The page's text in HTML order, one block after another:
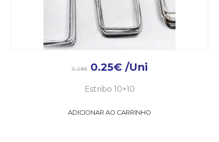
0.28€ 0.25€ /Uni
Estribo 10×10
ADICIONAR AO CARRINHO